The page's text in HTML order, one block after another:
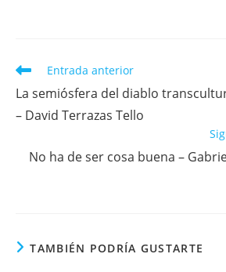
Leer
artículos
Entrada anterior
La semiósfera del diablo
– David Terrazas Tello
No ha de ser cosa buena –
TAMBIÉN PODRÍA GUSTARTE